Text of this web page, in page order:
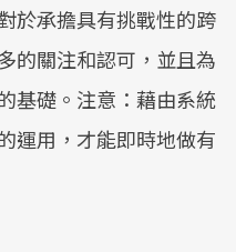
於承擔具有挑戰性的跨
的關注和認可，並且為
基礎。注意：藉由系統
運用，才能即時地做有